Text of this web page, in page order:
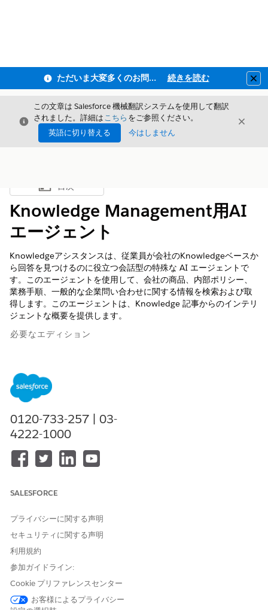
ただいま大変多くのお問い合わせをいただいており、ご連絡までにお時間を頂戴しております 続きを読む
閉じる
この文章は Salesforce 機械翻訳システムを使用して翻訳
されました。詳細はこちら をご参照ください。
英語に切り替える
今はしません
閉じる
目次を表示
目次
Knowledge Management用AI
エージェント
Knowledgeアシスタンスは、従業員が会社のKnowledgeベースか
ら回答を見つけるのに役立つ会話型の特殊な AI エージェントで
す。このエージェントを使用して、会社の商品、内部ポリシー、
業務手順、一般的な企業問い合わせに関する情報を検索および取
得します。このエージェントは、Knowledge 記事からのインテリ
ジェントな概要を提供します。
必要なエディション
使用可能なエディション: Agentforce IT Service が付属する
Enterprise
エージェントアクション
このアクションは、専門エージェントとの会話中に自動的に実行
されます。
ナレッジを使用して質問に回答
例
経費精算ポリシーに関する情報の検索
シナリオ: Nathan は、出張の払い戻しの対象となる経費につい
て質問があります。
0120-733-257 | 03-
4222-1000
SALESFORCE
プライバシーに関する声明
セキュリティに関する声明
利用規約
参加ガイドライン:
Cookie プリファレンスセンター
お客様によるプライバシー